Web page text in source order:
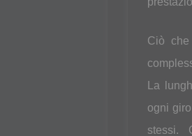
Ciò
La
ogni
stessi.